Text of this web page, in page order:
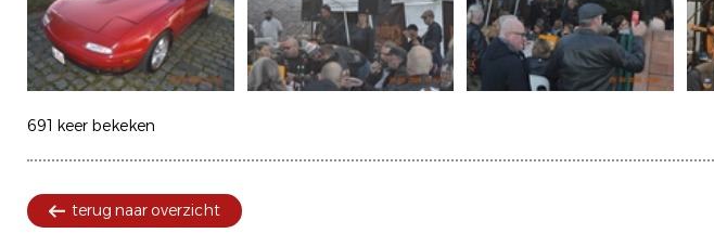
691 keer bekeken
terug naar overzicht